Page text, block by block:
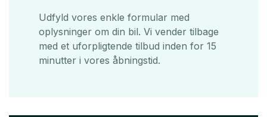
Udfyld vores enkle formular med
oplysninger om din bil. Vi vender tilbage
med et uforpligtende tilbud inden for 15
minutter i vores åbningstid.​